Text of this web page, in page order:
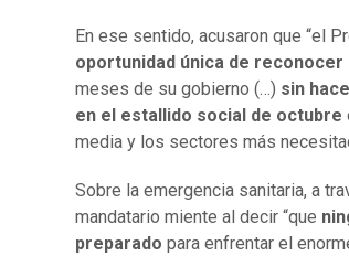
En ese sentido, acusaron que “el
oportunidad única de
meses de su gobierno (…) sin
en el estallido social de octubre
media y los sectores más
Sobre la emergencia sanitaria, a
mandatario miente al decir “que
preparado para enfrentar el